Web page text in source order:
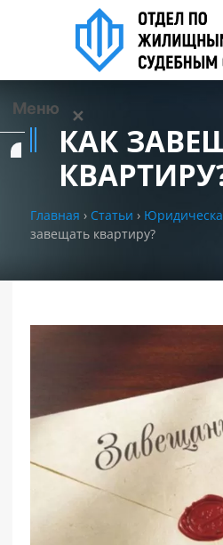
Меню ✕
О нас
(WhatsApp)
КАК
Главная › Статьи ›
завещать квартиру?